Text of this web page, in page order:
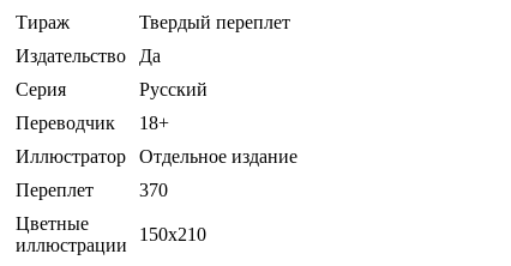
Тираж
Твердый переплет
Издательство
Да
Серия
Русский
Переводчик
18+
Иллюстратор
Отдельное издание
Переплет
370
Цветные
иллюстрации
150x210